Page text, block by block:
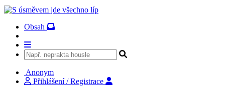
Obsah
Anonym
Přihlášení / Registrace